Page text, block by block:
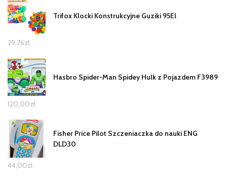
Trifox Klocki Konstrukcyjne Guziki 95El
29,76zł
Hasbro Spider-Man Spidey Hulk z Pojazdem F3989
120,00zł
Fisher Price Pilot Szczeniaczka do nauki ENG
DLD30
44,00zł